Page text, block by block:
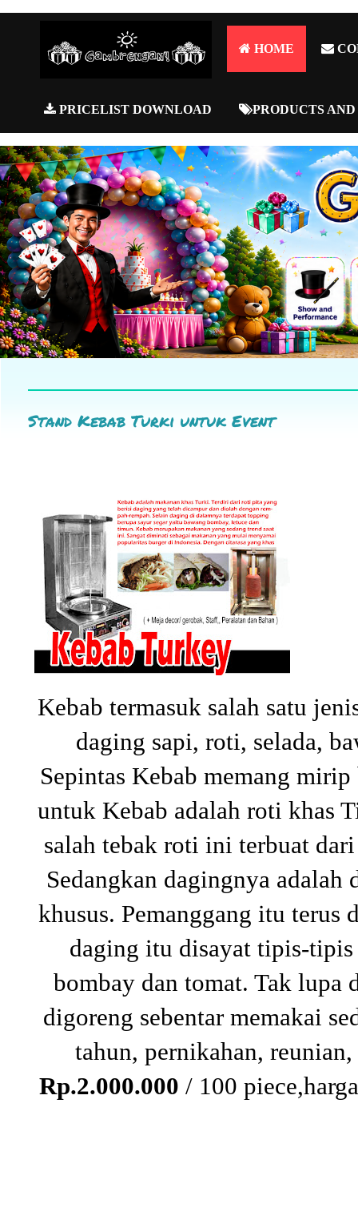
HOME
PRICELIST DOWNLOAD PRODUCTS
Stand Kebab Turki untuk Event
Kebab termasuk salah satu
daging sapi, roti, selada,
Sepintas Kebab memang
untuk Kebab adalah roti khas
salah tebak roti ini terbuat
Sedangkan dagingnya
khusus. Pemanggang itu terus
daging itu disayat tipis-
bombay dan tomat. Tak lupa
digoreng sebentar memakai
tahun, pernikahan,
Rp.2.000.000 / 100